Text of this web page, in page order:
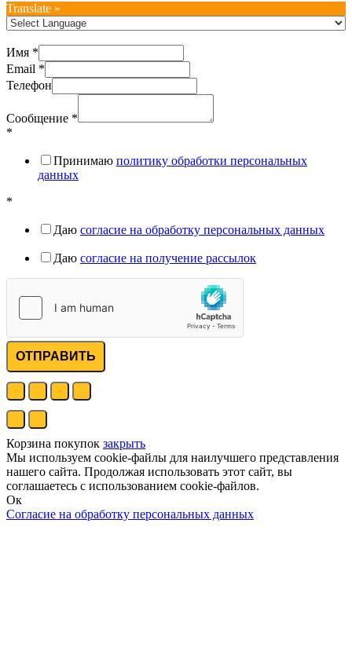
Translate »
Имя *
Email *
Телефон
Сообщение *
*
Принимаю политику обработки персональных
данных
*
Даю согласие на обработку персональных данных
Даю согласие на получение рассылок
ОТПРАВИТЬ
Корзина покупок закрыть
Мы используем cookie-файлы для наилучшего представления
нашего сайта. Продолжая использовать этот сайт, вы
соглашаетесь с использованием cookie-файлов.
Ок
Согласие на обработку персональных данных